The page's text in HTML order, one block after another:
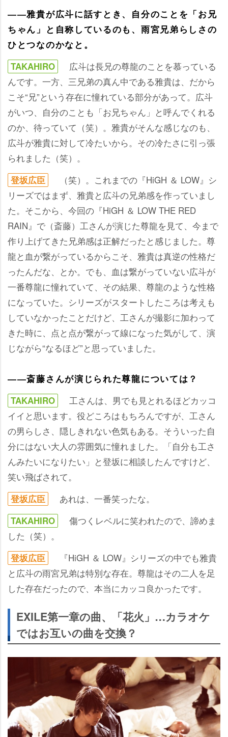
――雅貴が広斗に話すとき、自分のことを「お兄
ちゃん」と自称しているのも、雨宮兄弟らしさの
ひとつなのかなと。
TAKAHIRO
広斗は長兄の尊龍のことを慕っている
んです。一方、三兄弟の真ん中である雅貴は、だから
こそ“兄”という存在に憧れている部分があって。広斗
がいつ、自分のことも「お兄ちゃん」と呼んでくれる
のか、待っていて（笑）。雅貴がそんな感じなのも、
広斗が雅貴に対して冷たいから。その冷たさに引っ張
られました（笑）。
登坂広臣
（笑）。これまでの『HiGH ＆ LOW』シ
リーズではまず、雅貴と広斗の兄弟感を作っていまし
た。そこから、今回の『HiGH ＆ LOW THE RED
RAIN』で（斎藤）工さんが演じた尊龍を見て、今まで
作り上げてきた兄弟感は正解だったと感じました。尊
龍と血が繋がっているからこそ、雅貴は真逆の性格だ
ったんだな、とか。でも、血は繋がっていない広斗が
一番尊龍に憧れていて、その結果、尊龍のような性格
になっていた。シリーズがスタートしたころは考えも
していなかったことだけど、工さんが撮影に加わって
きた時に、点と点が繋がって線になった気がして、演
じながら“なるほど”と思っていました。
――斎藤さんが演じられた尊龍については？
TAKAHIRO
工さんは、男でも見とれるほどカッコ
イイと思います。役どころはもちろんですが、工さん
の男らしさ、隠しきれない色気もある。そういった自
分にはない大人の雰囲気に憧れました。「自分も工さ
んみたいになりたい」と登坂に相談したんですけど、
笑い飛ばされて。
登坂広臣 あれは、一番笑ったな。
TAKAHIRO
傷つくレベルに笑われたので、諦めま
した（笑）。
登坂広臣
『HiGH ＆ LOW』シリーズの中でも雅貴
と広斗の雨宮兄弟は特別な存在。尊龍はその二人を足
した存在だったので、本当にカッコ良かったです。
EXILE第一章の曲、「花火」…カラオケ
ではお互いの曲を交換？